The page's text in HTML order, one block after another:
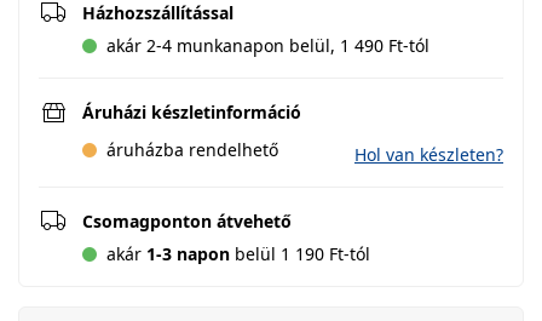
Házhozszállítással
akár 2-4 munkanapon belül, 1 490 Ft-tól
Áruházi készletinformáció
áruházba rendelhető
Hol van készleten?
Csomagponton átvehető
akár 1-3 napon belül 1 190 Ft-tól